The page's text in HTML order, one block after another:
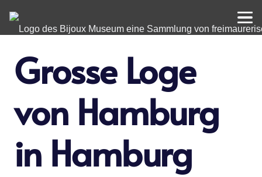
Grosse Loge
von Hamburg
in Hamburg